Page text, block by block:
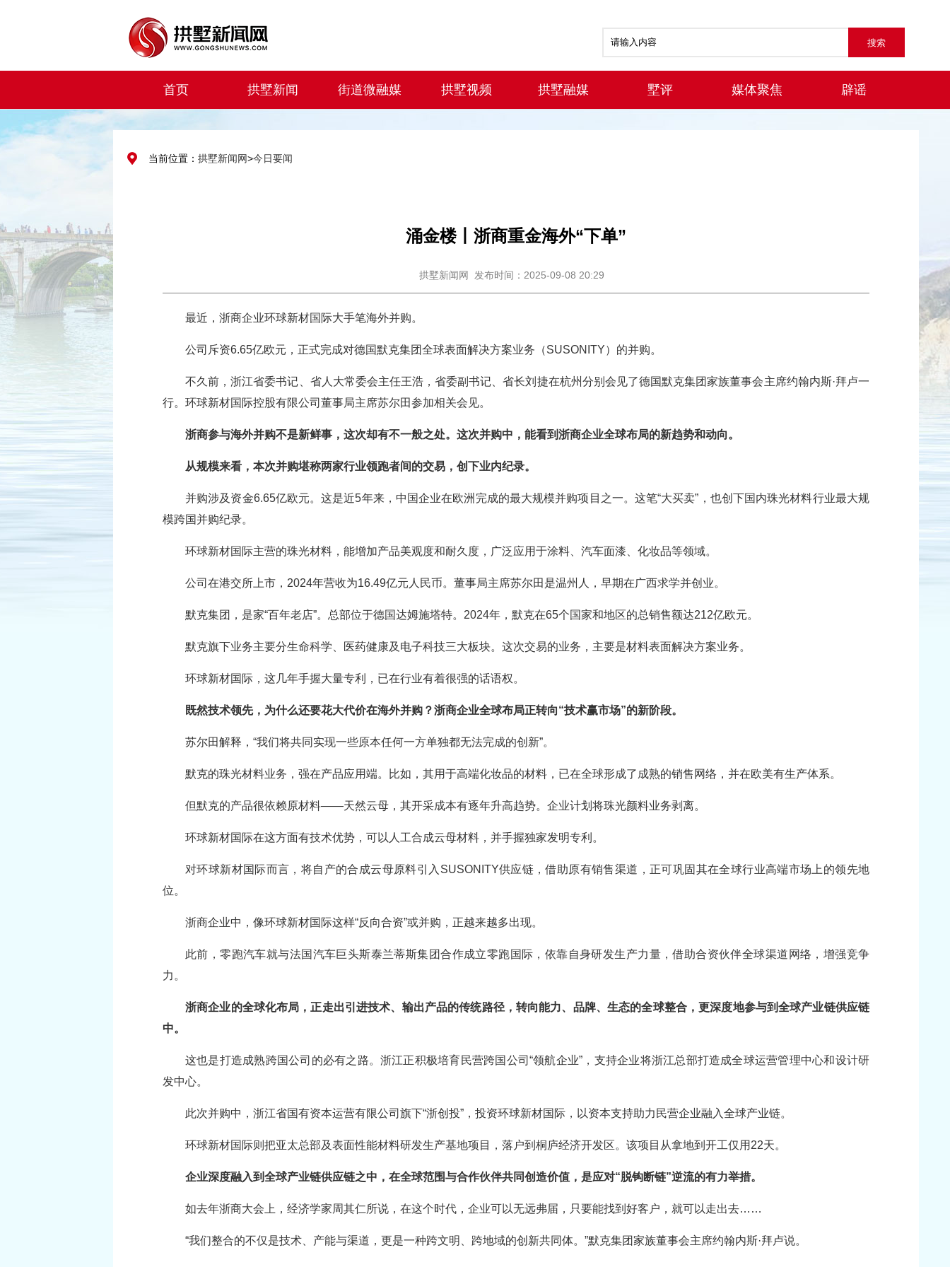
首页 拱墅新闻 街道微融媒 拱墅视频 拱墅融媒 墅评 媒体聚焦 辟谣
当前位置： 拱墅新闻网>今日要闻
涌金楼丨浙商重金海外“下单”
拱墅新闻网 发布时间：2025-09-08 20:29
最近，浙商企业环球新材国际大手笔海外并购。
公司斥资6.65亿欧元，正式完成对德国默克集团全球表面解决方案业务（SUSONITY）的并购。
不久前，浙江省委书记、省人大常委会主任王浩，省委副书记、省长刘捷在杭州分别会见了德国默克集团家族董事会主席约翰内斯·拜卢一
行。环球新材国际控股有限公司董事局主席苏尔田参加相关会见。
浙商参与海外并购不是新鲜事，这次却有不一般之处。这次并购中，能看到浙商企业全球布局的新趋势和动向。
从规模来看，本次并购堪称两家行业领跑者间的交易，创下业内纪录。
并购涉及资金6.65亿欧元。这是近5年来，中国企业在欧洲完成的最大规模并购项目之一。这笔“大买卖”，也创下国内珠光材料行业最大规
模跨国并购纪录。
环球新材国际主营的珠光材料，能增加产品美观度和耐久度，广泛应用于涂料、汽车面漆、化妆品等领域。
公司在港交所上市，2024年营收为16.49亿元人民币。董事局主席苏尔田是温州人，早期在广西求学并创业。
默克集团，是家“百年老店”。总部位于德国达姆施塔特。2024年，默克在65个国家和地区的总销售额达212亿欧元。
默克旗下业务主要分生命科学、医药健康及电子科技三大板块。这次交易的业务，主要是材料表面解决方案业务。
环球新材国际，这几年手握大量专利，已在行业有着很强的话语权。
既然技术领先，为什么还要花大代价在海外并购？浙商企业全球布局正转向“技术赢市场”的新阶段。
苏尔田解释，“我们将共同实现一些原本任何一方单独都无法完成的创新”。
默克的珠光材料业务，强在产品应用端。比如，其用于高端化妆品的材料，已在全球形成了成熟的销售网络，并在欧美有生产体系。
但默克的产品很依赖原材料——天然云母，其开采成本有逐年升高趋势。企业计划将珠光颜料业务剥离。
环球新材国际在这方面有技术优势，可以人工合成云母材料，并手握独家发明专利。
对环球新材国际而言，将自产的合成云母原料引入SUSONITY供应链，借助原有销售渠道，正可巩固其在全球行业高端市场上的领先地
位。
浙商企业中，像环球新材国际这样“反向合资”或并购，正越来越多出现。
此前，零跑汽车就与法国汽车巨头斯泰兰蒂斯集团合作成立零跑国际，依靠自身研发生产力量，借助合资伙伴全球渠道网络，增强竞争
力。
浙商企业的全球化布局，正走出引进技术、输出产品的传统路径，转向能力、品牌、生态的全球整合，更深度地参与到全球产业链供应链
中。
这也是打造成熟跨国公司的必有之路。浙江正积极培育民营跨国公司“领航企业”，支持企业将浙江总部打造成全球运营管理中心和设计研
发中心。
此次并购中，浙江省国有资本运营有限公司旗下“浙创投”，投资环球新材国际，以资本支持助力民营企业融入全球产业链。
环球新材国际则把亚太总部及表面性能材料研发生产基地项目，落户到桐庐经济开发区。该项目从拿地到开工仅用22天。
企业深度融入到全球产业链供应链之中，在全球范围与合作伙伴共同创造价值，是应对“脱钩断链”逆流的有力举措。
如去年浙商大会上，经济学家周其仁所说，在这个时代，企业可以无远弗届，只要能找到好客户，就可以走出去……
“我们整合的不仅是技术、产能与渠道，更是一种跨文明、跨地域的创新共同体。”默克集团家族董事会主席约翰内斯·拜卢说。